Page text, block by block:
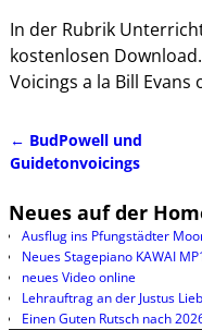
In der Rubrik
kostenlosen
Voicings a la Bill
← BudPowell und
Guidetonvoicings
Neues auf der
Ausflug ins Pfungstädter
Neues Stagepiano KAWAI
neues Video online
Lehrauftrag an der Justus
Einen Guten Rutsch nach